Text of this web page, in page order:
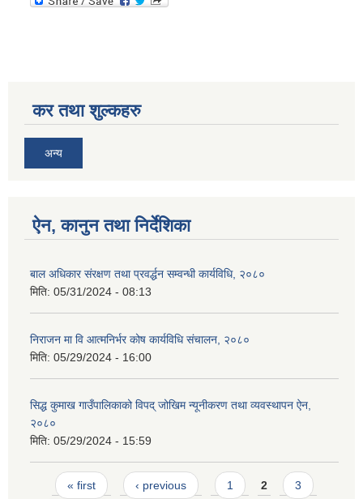
कर तथा शुल्कहरु
अन्य
ऐन, कानुन तथा निर्देशिका
बाल अधिकार संरक्षण तथा प्रवर्द्धन सम्वन्धी कार्यविधि, २०८०
मिति: 05/31/2024 - 08:13
निराजन मा वि आत्मनिर्भर कोष कार्यविधि संचालन, २०८०
मिति: 05/29/2024 - 16:00
सिद्ध कुमाख गाउँपालिकाको विपद् जोखिम न्यूनीकरण तथा व्यवस्थापन ऐन,
२०८०
मिति: 05/29/2024 - 15:59
Pages
« first ‹ previous 1 2 3